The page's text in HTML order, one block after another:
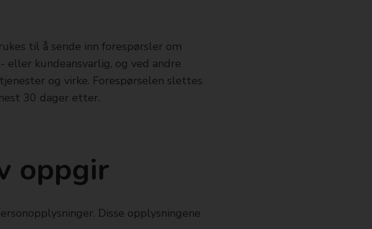
til å sende inn forespørsler om
kundeansvarlig, og ved andre
og virke. Forespørselen slettes
30 dager etter.
oppgir
Disse opplysningene